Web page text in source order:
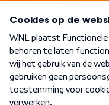
Nieuwsbrief
Word Lid